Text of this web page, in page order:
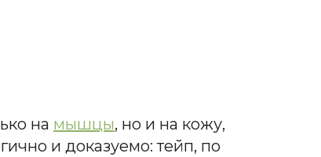
на мышцы, но и на кожу,
и доказуемо: тейп, по